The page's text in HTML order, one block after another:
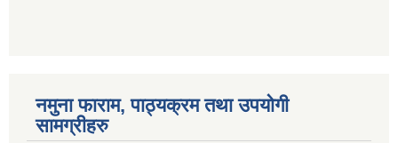
नमुना फाराम, पाठ्यक्रम तथा उपयोगी
सामग्रीहरु